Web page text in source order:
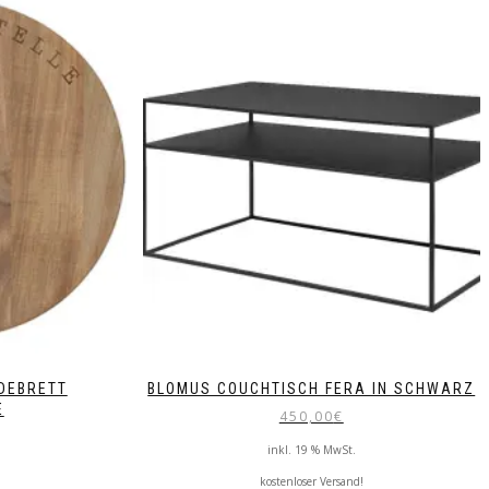
BLOMUS COUCHTISCH FERA IN SCHWARZ
450,00€
inkl. 19 % MwSt.
kostenloser Versand!